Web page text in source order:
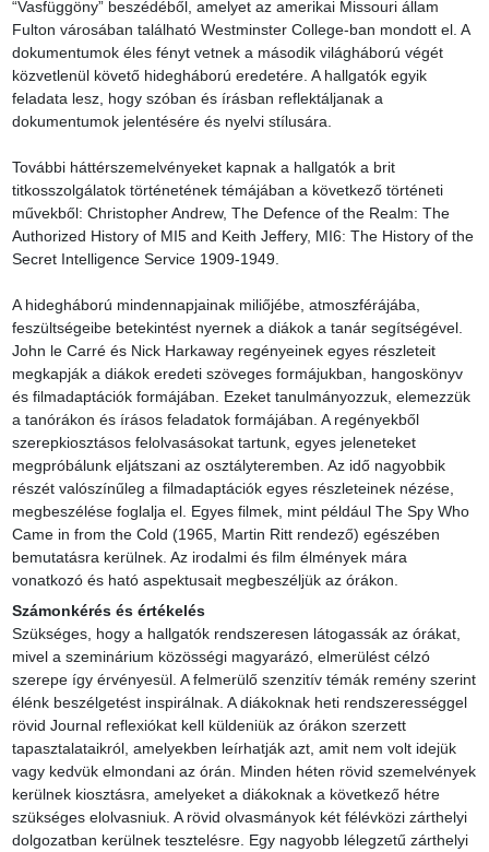
“Vasfüggöny” beszédéből, amelyet az amerikai Missouri állam
Fulton városában található Westminster College-ban mondott el. A
dokumentumok éles fényt vetnek a második világháború végét
közvetlenül követő hidegháború eredetére. A hallgatók egyik
feladata lesz, hogy szóban és írásban reflektáljanak a
dokumentumok jelentésére és nyelvi stílusára.
További háttérszemelvényeket kapnak a hallgatók a brit
titkosszolgálatok történetének témájában a következő történeti
művekből: Christopher Andrew, The Defence of the Realm: The
Authorized History of MI5 and Keith Jeffery, MI6: The History of the
Secret Intelligence Service 1909-1949.
A hidegháború mindennapjainak miliőjébe, atmoszférájába,
feszültségeibe betekintést nyernek a diákok a tanár segítségével.
John le Carré és Nick Harkaway regényeinek egyes részleteit
megkapják a diákok eredeti szöveges formájukban, hangoskönyv
és filmadaptációk formájában. Ezeket tanulmányozzuk, elemezzük
a tanórákon és írásos feladatok formájában. A regényekből
szerepkiosztásos felolvasásokat tartunk, egyes jeleneteket
megpróbálunk eljátszani az osztályteremben. Az idő nagyobbik
részét valószínűleg a filmadaptációk egyes részleteinek nézése,
megbeszélése foglalja el. Egyes filmek, mint például The Spy Who
Came in from the Cold (1965, Martin Ritt rendező) egészében
bemutatásra kerülnek. Az irodalmi és film élmények mára
vonatkozó és ható aspektusait megbeszéljük az órákon.
Számonkérés és értékelés
Szükséges, hogy a hallgatók rendszeresen látogassák az órákat,
mivel a szeminárium közösségi magyarázó, elmerülést célzó
szerepe így érvényesül. A felmerülő szenzitív témák remény szerint
élénk beszélgetést inspirálnak. A diákoknak heti rendszerességgel
rövid Journal reflexiókat kell küldeniük az órákon szerzett
tapasztalataikról, amelyekben leírhatják azt, amit nem volt idejük
vagy kedvük elmondani az órán. Minden héten rövid szemelvények
kerülnek kiosztásra, amelyeket a diákoknak a következő hétre
szükséges elolvasniuk. A rövid olvasmányok két félévközi zárthelyi
dolgozatban kerülnek tesztelésre. Egy nagyobb lélegzetű zárthelyi